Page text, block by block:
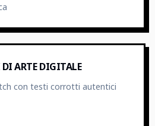
ARTE DIGITALE
con testi corrotti autentici